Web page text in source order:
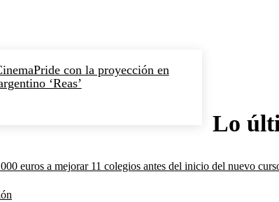
con la proyección en
‘Reas’
Lo
euros a mejorar 11 colegios antes del inicio del nuevo